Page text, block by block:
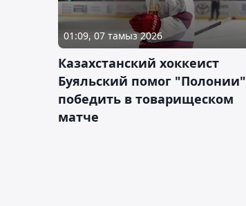
01:09, 07 тамыз 2026
Казахстанский хоккеист
Буяльский помог "Полонии"
победить в товарищеском
матче